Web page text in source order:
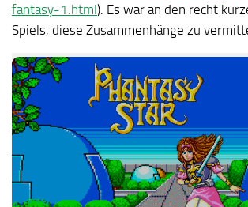
fantasy-1.html). Es war an den recht
Spiels, diese Zusammenhänge zu